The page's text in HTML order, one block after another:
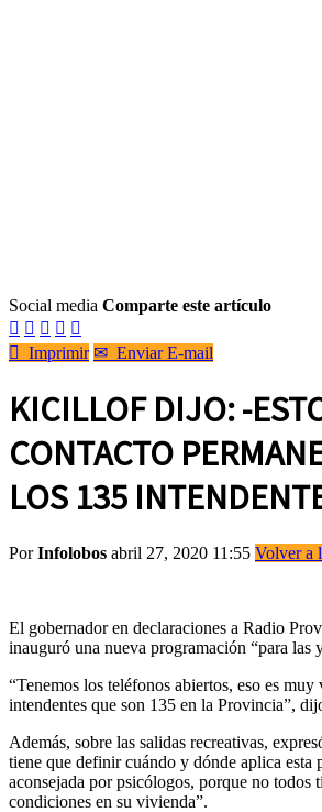
Social media Comparte este artículo
    
 Imprimir ✉ Enviar E-mail
KICILLOF DIJO: -
CONTACTO
LOS 135
PorInfolobos abril 27, 2020 11:55 Volver a
El gobernador en declaraciones a Radio
inauguró una nueva programación “para las
“Tenemos los teléfonos abiertos, eso es
intendentes que son 135 en la Provincia”,
Además, sobre las salidas recreativas,
tiene que definir cuándo y dónde aplica esta
aconsejada por psicólogos, porque no todos
condiciones en su vivienda”.